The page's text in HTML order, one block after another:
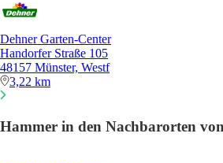
Dehner Garten-Center
Handorfer Straße 105
48157 Münster, Westf
3,22 km
Hammer in den Nachbarorten